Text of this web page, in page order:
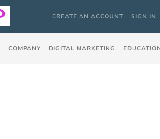
CREATE AN ACCOUNT SIGN IN
COMPANY DIGITAL MARKETING EDUCATION